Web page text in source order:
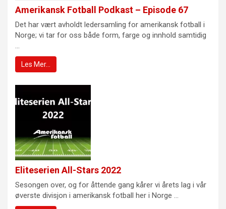
Amerikansk Fotball Podkast – Episode 67
Det har vært avholdt ledersamling for amerikansk fotball i
Norge; vi tar for oss både form, farge og innhold samtidig
Les Mer…
Eliteserien All-Stars 2022
Sesongen over, og for åttende gang kårer vi årets lag i vår
øverste divisjon i amerikansk fotball her i Norge ...